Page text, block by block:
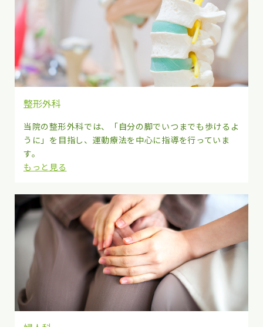
整形外科
当院の整形外科では、「自分の脚でいつまでも歩けるよ
うに」を目指し、運動療法を中心に指導を行っていま
す。
もっと見る